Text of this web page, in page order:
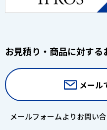
お見積り・商品に対する
メール
メールフォームよりお問い合